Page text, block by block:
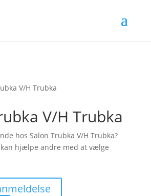
V/H Trubka
V/H Trubka
hos Salon Trubka V/H Trubka?
hjælpe andre med at vælge